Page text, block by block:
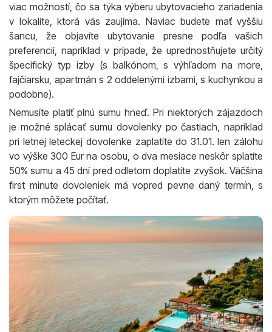
viac možností, čo sa týka výberu ubytovacieho zariadenia
v lokalite, ktorá vás zaujíma. Naviac budete mať vyššiu
šancu, že objavíte ubytovanie presne podľa vašich
preferencií, napríklad v prípade, že uprednostňujete určitý
špecifický typ izby (s balkónom, s výhľadom na more,
fajčiarsku, apartmán s 2 oddelenými izbami, s kuchynkou a
podobne).
Nemusíte platiť plnú sumu hneď. Pri niektorých zájazdoch
je možné splácať sumu dovolenky po častiach, napríklad
pri letnej leteckej dovolenke zaplatíte do 31.01. len zálohu
vo výške 300 Eur na osobu, o dva mesiace neskôr splatíte
50% sumu a 45 dní pred odletom doplatíte zvyšok. Väčšina
first minute dovoleniek má vopred pevne daný termín, s
ktorým môžete počítať.